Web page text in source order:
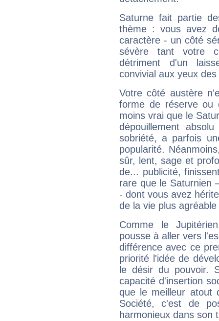
Saturne fait partie
thème : vous avez
caractère - un côté
sévère tant votre
détriment d'un
convivial aux yeux
Votre côté austère
forme de réserve
moins vrai que le
dépouillement
sobriété, a parfois
popularité.
sûr, lent, sage et
de... publicité,
rare que le Saturnien
- dont vous avez
de la vie plus
Comme le
pousse à aller vers
différence avec ce
priorité l'idée de
le désir du pouvoir.
capacité d'insertion
que le meilleur atout
Société, c'est de
harmonieux dans son